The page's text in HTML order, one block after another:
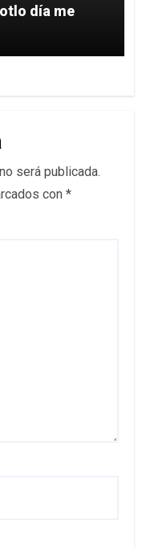
será publicada.
con *